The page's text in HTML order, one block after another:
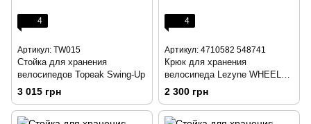
4
Артикул: TW015
Стойка для хранения
велосипедов Topeak Swing-Up
3 015 грн
4
Артикул: 4710582 548741
Крюк для хранения
велосипеда Lezyne WНEEL
НOOK-BLACK
2 300 грн